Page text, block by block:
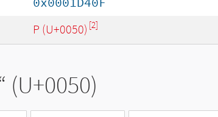
P (U+0050) [2]
(U+0050)